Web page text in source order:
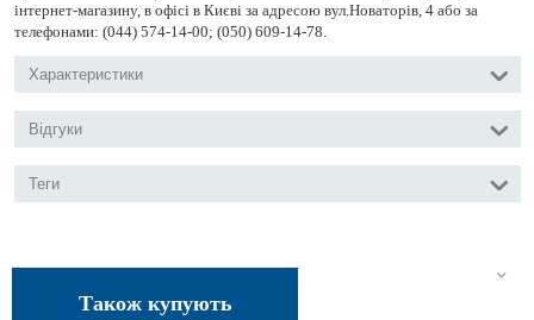
інтернет-магазину, в офісі в Києві за адресою вул.Новаторів, 4 або за
телефонами: (044) 574-14-00; (050) 609-14-78.
Характеристики
Відгуки
Теги
Також купують